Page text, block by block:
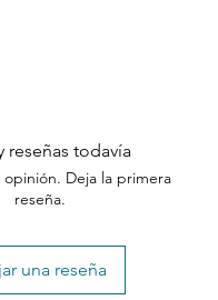
reseñas todavía
Deja la primera
reseña.
una reseña